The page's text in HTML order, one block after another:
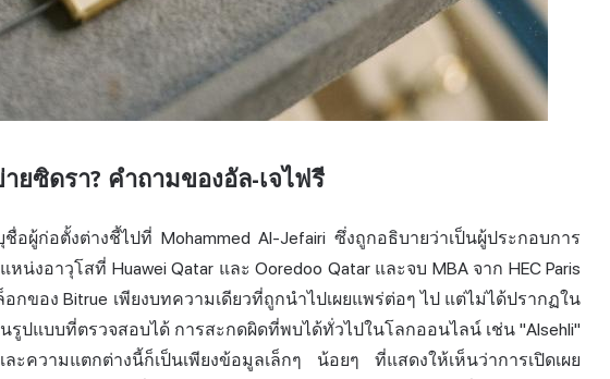
ยซิดรา? คำถามของอัล-เจไฟรี
ผู้ก่อตั้งต่างชี้ไปที่ Mohammed Al-Jefairi ซึ่งถูกอธิบายว่าเป็นผู้ประกอบการ
งอาวุโสที่ Huawei Qatar และ Ooredoo Qatar และจบ MBA จาก HEC Paris
กของ Bitrue เพียงบทความเดียวที่ถูกนำไปเผยแพร่ต่อๆ ไป แต่ไม่ได้ปรากฏใน
นรูปแบบที่ตรวจสอบได้ การสะกดผิดที่พบได้ทั่วไปในโลกออนไลน์ เช่น "Alsehli"
ความแตกต่างนี้ก็เป็นเพียงข้อมูลเล็กๆ น้อยๆ ที่แสดงให้เห็นว่าการเปิดเผย